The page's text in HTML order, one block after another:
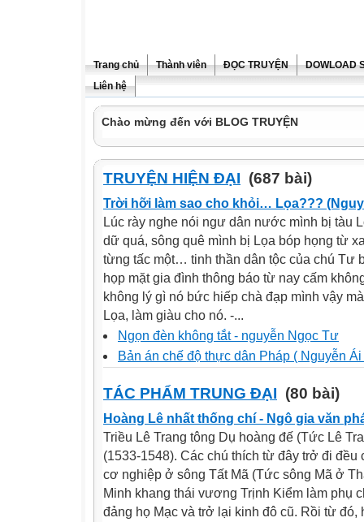
Trang chủ Thành viên ĐỌC TRUYỆN
DOWLOAD
Liên hệ
Chào mừng đến với BLOG TRUYỆN
TRUYỆN HIỆN ĐẠI (687 bài)
Trời hỡi làm sao cho khỏi… Lọa???
Lúc rày nghe nói ngư dân nước mình bị tàu
dữ quá, sông quê mình bị Lọa bóp họng từ
từng tấc một… tinh thần dân tộc của chú Tư
họp mặt gia đình thông báo từ nay cấm
không lý gì nó bức hiếp chà đạp mình vậy
Lọa, làm giàu cho nó. -...
Ngọn đèn không tắt - nguyễn Ngọc Tư
Bản án chế độ thực dân Pháp ( Nguyễn
TÁC PHẨM TRUNG ĐẠI (80 bài)
Hoàng Lê nhất thống chí - Ngô gia văn
Triều Lê Trang tông Dụ hoàng đế (Tức Lê
(1533-1548). Các chú thích từ đây trở đi
cơ nghiệp ở sông Tất Mã (Tức sông Mã ở
Minh khang thái vương Trịnh Kiểm làm phụ
đảng họ Mạc và trở lại kinh đô cũ. Rồi từ